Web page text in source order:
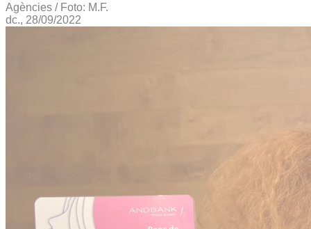
Agències / Foto: M.F.
dc., 28/09/2022